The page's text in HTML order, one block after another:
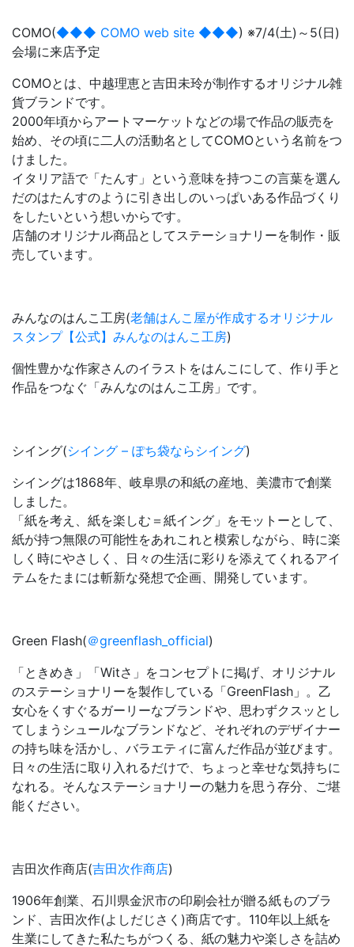
COMO(◆◆◆ COMO web site ◆◆◆) ※7/4(土)～5(日)
会場に来店予定
COMOとは、中越理恵と吉田未玲が制作するオリジナル雑
貨ブランドです。
2000年頃からアートマーケットなどの場で作品の販売を
始め、その頃に二人の活動名としてCOMOという名前をつ
けました。
イタリア語で「たんす」という意味を持つこの言葉を選ん
だのはたんすのように引き出しのいっぱいある作品づくり
をしたいという想いからです。
店舗のオリジナル商品としてステーショナリーを制作・販
売しています。
みんなのはんこ工房(老舗はんこ屋が作成するオリジナル
スタンプ【公式】みんなのはんこ工房)
個性豊かな作家さんのイラストをはんこにして、作り手と
作品をつなぐ「みんなのはんこ工房」です。
シイング(シイング – ぽち袋ならシイング)
シイングは1868年、岐阜県の和紙の産地、美濃市で創業
しました。
「紙を考え、紙を楽しむ＝紙イング」をモットーとして、
紙が持つ無限の可能性をあれこれと模索しながら、時に楽
しく時にやさしく、日々の生活に彩りを添えてくれるアイ
テムをたまには斬新な発想で企画、開発しています。
Green Flash(＠greenflash_official)
「ときめき」「Witさ」をコンセプトに掲げ、オリジナル
のステーショナリーを製作している「GreenFlash」。乙
女心をくすぐるガーリーなブランドや、思わずクスッとし
てしまうシュールなブランドなど、それぞれのデザイナー
の持ち味を活かし、バラエティに富んだ作品が並びます。
日々の生活に取り入れるだけで、ちょっと幸せな気持ちに
なれる。そんなステーショナリーの魅力を思う存分、ご堪
能ください。
吉田次作商店(吉田次作商店)
1906年創業、石川県金沢市の印刷会社が贈る紙ものブラ
ンド、吉田次作(よしだじさく)商店です。110年以上紙を
生業にしてきた私たちがつくる、紙の魅力や楽しさを詰め